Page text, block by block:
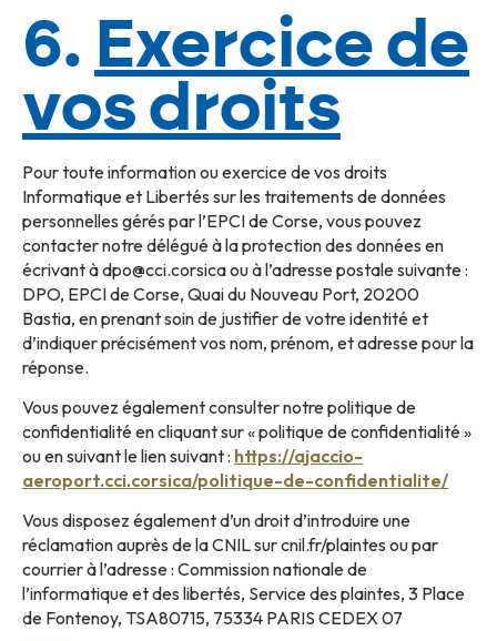
6. Exercice de
vos droits
Pour toute information ou exercice de vos droits
Informatique et Libertés sur les traitements de données
personnelles gérés par l’EPCI de Corse, vous pouvez
contacter notre délégué à la protection des données en
écrivant à dpo@cci.corsica ou à l’adresse postale suivante :
DPO, EPCI de Corse, Quai du Nouveau Port, 20200
Bastia, en prenant soin de justifier de votre identité et
d’indiquer précisément vos nom, prénom, et adresse pour la
réponse.
Vous pouvez également consulter notre politique de
confidentialité en cliquant sur « politique de confidentialité »
ou en suivant le lien suivant : https://ajaccio-
aeroport.cci.corsica/politique-de-confidentialite/
Vous disposez également d’un droit d’introduire une
réclamation auprès de la CNIL sur cnil.fr/plaintes ou par
courrier à l’adresse : Commission nationale de
l’informatique et des libertés, Service des plaintes, 3 Place
de Fontenoy, TSA80715, 75334 PARIS CEDEX 07